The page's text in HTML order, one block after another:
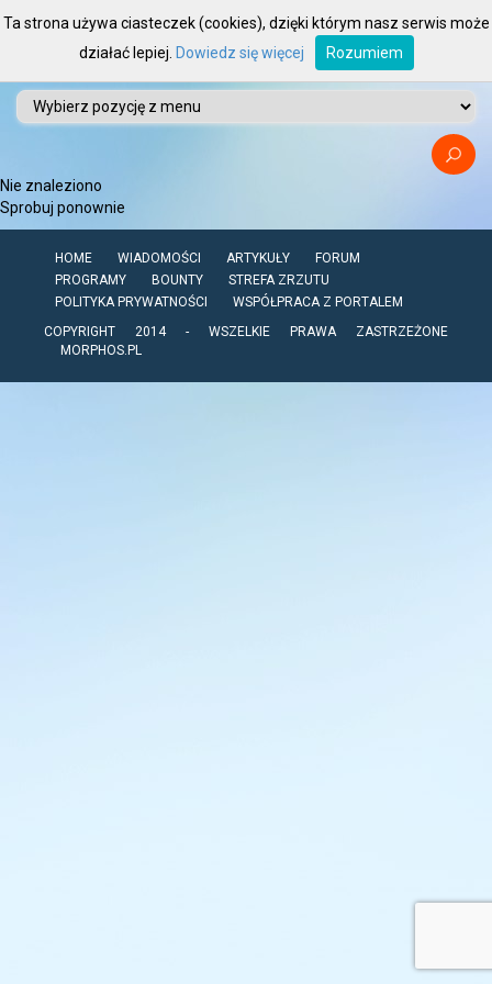
Nie znaleziono
Sprobuj ponownie
HOME WIADOMOŚCI ARTYKUŁY
FORUM
PROGRAMY
BOUNTY
STREFA ZRZUTU
POLITYKA PRYWATNOŚCI
WSPÓŁPRACA Z PORTALEM
COPYRIGHT 2014 - WSZELKIE PRAWA ZASTRZEŻONE
MORPHOS.PL
Ta strona używa ciasteczek (cookies), dzięki którym nasz serwis może
działać lepiej. Dowiedz się więcej Rozumiem